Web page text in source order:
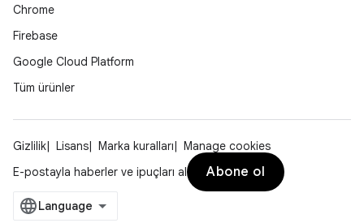
Chrome
Firebase
Google Cloud Platform
Tüm ürünler
Gizlilik Lisans Marka kuralları
Manage cookies
E-postayla haberler ve ipuçları al
Abone ol